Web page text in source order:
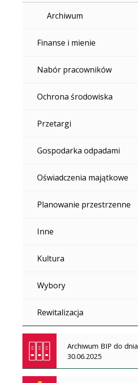
Archiwum
Finanse i mienie
Nabór pracowników
Ochrona środowiska
Przetargi
Gospodarka odpadami
Oświadczenia majątkowe
Planowanie przestrzenne
Inne
Kultura
Wybory
Rewitalizacja
Archiwum BIP do dnia
30.06.2025